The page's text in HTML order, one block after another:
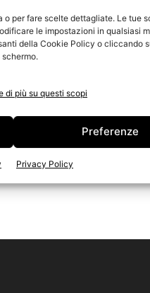
per fare scelte dettagliate. Le tue
le impostazioni in qualsiasi
della Cookie Policy o cliccando
di più su questi scopi
Preferenze
Privacy Policy